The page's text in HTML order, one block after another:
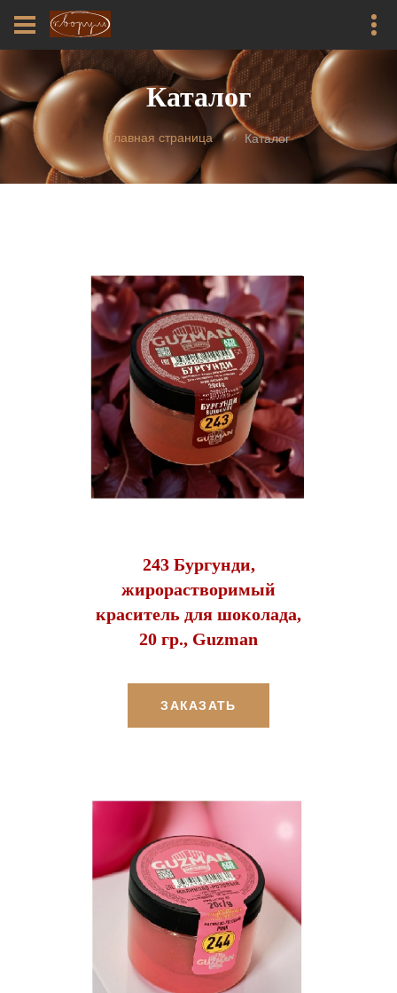
Каталог
Главная страница Каталог
243 Бургунди,
жирорастворимый
краситель для шоколада,
20 гр., Guzman
ЗАКАЗАТЬ